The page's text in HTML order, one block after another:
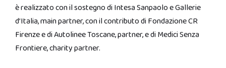
è realizzato con il sostegno di Intesa Sanpaolo e Gallerie
d’Italia, main partner, con il contributo di Fondazione CR
Firenze e di Autolinee Toscane, partner, e di Medici Senza
Frontiere, charity partner.